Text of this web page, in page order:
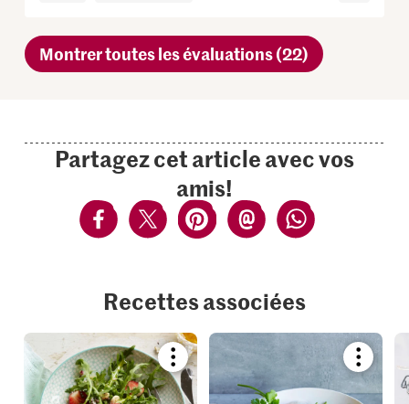
Montrer toutes les évaluations (22)
Partagez cet article avec vos
amis!
Recettes associées
Bookmark
recipe
or
recipe
or